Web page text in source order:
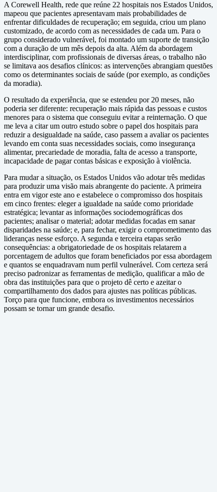
A Corewell Health, rede que reúne 22 hospitais nos Estados Unidos,
mapeou que pacientes apresentavam mais probabilidades de
enfrentar dificuldades de recuperação; em seguida, criou um plano
customizado, de acordo com as necessidades de cada um. Para o
grupo considerado vulnerável, foi montado um suporte de transição
com a duração de um mês depois da alta. Além da abordagem
interdisciplinar, com profissionais de diversas áreas, o trabalho não
se limitava aos desafios clínicos: as intervenções abrangiam questões
como os determinantes sociais de saúde (por exemplo, as condições
da moradia).
O resultado da experiência, que se estendeu por 20 meses, não
poderia ser diferente: recuperação mais rápida das pessoas e custos
menores para o sistema que conseguiu evitar a reinternação. O que
me leva a citar um outro estudo sobre o papel dos hospitais para
reduzir a desigualdade na saúde, caso passem a avaliar os pacientes
levando em conta suas necessidades sociais, como insegurança
alimentar, precariedade de moradia, falta de acesso a transporte,
incapacidade de pagar contas básicas e exposição à violência.
Para mudar a situação, os Estados Unidos vão adotar três medidas
para produzir uma visão mais abrangente do paciente. A primeira
entra em vigor este ano e estabelece o compromisso dos hospitais
em cinco frentes: eleger a igualdade na saúde como prioridade
estratégica; levantar as informações sociodemográficas dos
pacientes; analisar o material; adotar medidas focadas em sanar
disparidades na saúde; e, para fechar, exigir o comprometimento das
lideranças nesse esforço. A segunda e terceira etapas serão
consequências: a obrigatoriedade de os hospitais relatarem a
porcentagem de adultos que foram beneficiados por essa abordagem
e quantos se enquadravam num perfil vulnerável. Com certeza será
preciso padronizar as ferramentas de medição, qualificar a mão de
obra das instituições para que o projeto dê certo e azeitar o
compartilhamento dos dados para ajustes nas políticas públicas.
Torço para que funcione, embora os investimentos necessários
possam se tornar um grande desafio.